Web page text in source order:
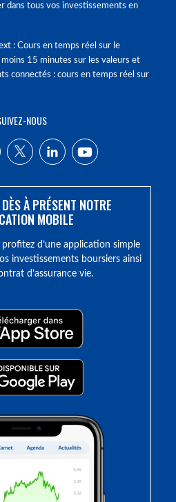
dans tous vos investissements en
: Cours en temps réel sur le
15 minutes sur les valeurs et
connectés : cours en temps réel sur
NOUS
À PRÉSENT NOTRE
MOBILE
profitez d’une application simple
investissements boursiers ainsi
d’assurance vie.